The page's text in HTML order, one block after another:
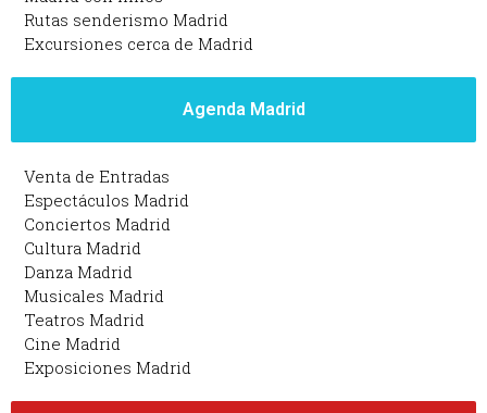
Rutas senderismo Madrid
Excursiones cerca de Madrid
Agenda Madrid
Venta de Entradas
Espectáculos Madrid
Conciertos Madrid
Cultura Madrid
Danza Madrid
Musicales Madrid
Teatros Madrid
Cine Madrid
Exposiciones Madrid